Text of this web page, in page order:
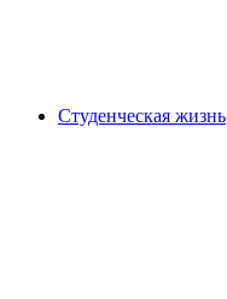
Студенческая жизнь